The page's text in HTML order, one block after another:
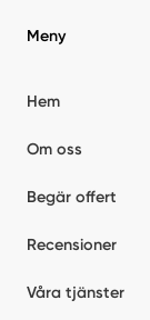
Meny
Hem
Om oss
Begär offert
Recensioner
Våra tjänster